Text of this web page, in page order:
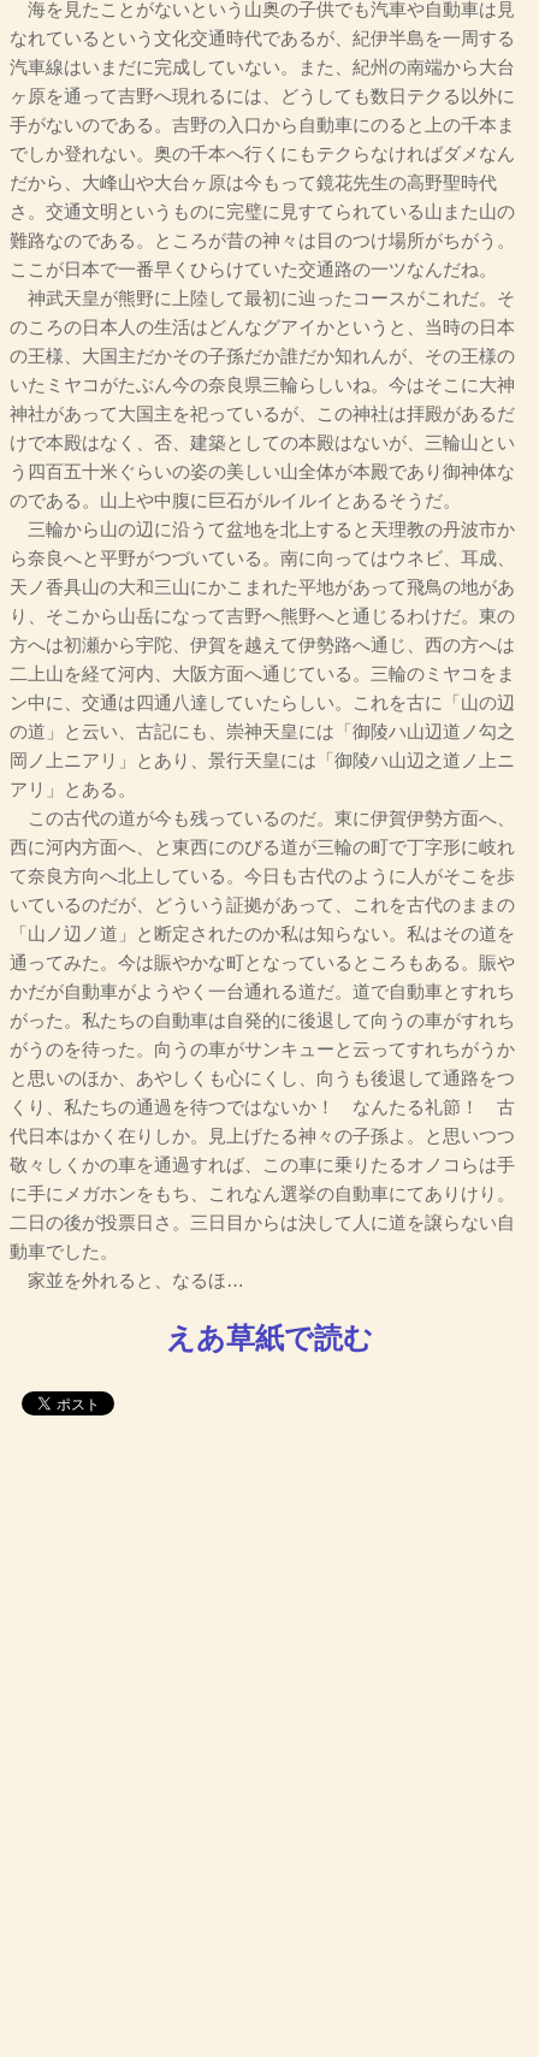
海を見たことがないという山奥の子供でも汽車や自動車は見
なれているという文化交通時代であるが、紀伊半島を一周する
汽車線はいまだに完成していない。また、紀州の南端から大台
ヶ原を通って吉野へ現れるには、どうしても数日テクる以外に
手がないのである。吉野の入口から自動車にのると上の千本ま
でしか登れない。奥の千本へ行くにもテクらなければダメなん
だから、大峰山や大台ヶ原は今もって鏡花先生の高野聖時代
さ。交通文明というものに完璧に見すてられている山また山の
難路なのである。ところが昔の神々は目のつけ場所がちがう。
ここが日本で一番早くひらけていた交通路の一ツなんだね。
神武天皇が熊野に上陸して最初に辿ったコースがこれだ。そ
のころの日本人の生活はどんなグアイかというと、当時の日本
の王様、大国主だかその子孫だか誰だか知れんが、その王様の
いたミヤコがたぶん今の奈良県三輪らしいね。今はそこに大神
神社があって大国主を祀っているが、この神社は拝殿があるだ
けで本殿はなく、否、建築としての本殿はないが、三輪山とい
う四百五十米ぐらいの姿の美しい山全体が本殿であり御神体な
のである。山上や中腹に巨石がルイルイとあるそうだ。
三輪から山の辺に沿うて盆地を北上すると天理教の丹波市か
ら奈良へと平野がつづいている。南に向ってはウネビ、耳成、
天ノ香具山の大和三山にかこまれた平地があって飛鳥の地があ
り、そこから山岳になって吉野へ熊野へと通じるわけだ。東の
方へは初瀬から宇陀、伊賀を越えて伊勢路へ通じ、西の方へは
二上山を経て河内、大阪方面へ通じている。三輪のミヤコをま
ン中に、交通は四通八達していたらしい。これを古に「山の辺
の道」と云い、古記にも、崇神天皇には「御陵ハ山辺道ノ勾之
岡ノ上ニアリ」とあり、景行天皇には「御陵ハ山辺之道ノ上ニ
アリ」とある。
この古代の道が今も残っているのだ。東に伊賀伊勢方面へ、
西に河内方面へ、と東西にのびる道が三輪の町で丁字形に岐れ
て奈良方向へ北上している。今日も古代のように人がそこを歩
いているのだが、どういう証拠があって、これを古代のままの
「山ノ辺ノ道」と断定されたのか私は知らない。私はその道を
通ってみた。今は賑やかな町となっているところもある。賑や
かだが自動車がようやく一台通れる道だ。道で自動車とすれち
がった。私たちの自動車は自発的に後退して向うの車がすれち
がうのを待った。向うの車がサンキューと云ってすれちがうか
と思いのほか、あやしくも心にくし、向うも後退して通路をつ
くり、私たちの通過を待つではないか！ なんたる礼節！ 古
代日本はかく在りしか。見上げたる神々の子孫よ。と思いつつ
敬々しくかの車を通過すれば、この車に乗りたるオノコらは手
に手にメガホンをもち、これなん選挙の自動車にてありけり。
二日の後が投票日さ。三日目からは決して人に道を譲らない自
動車でした。
家並を外れると、なるほ…
えあ草紙で読む